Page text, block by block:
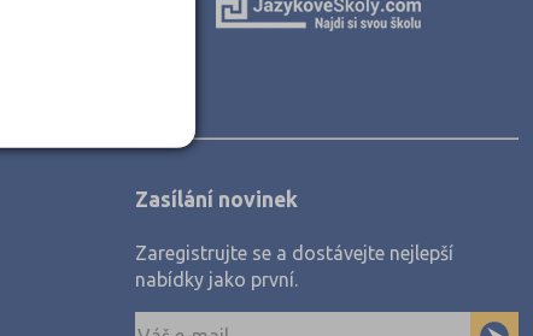
Zasílání novinek
Zaregistrujte se a dostávejte nejlepší
nabídky jako první.